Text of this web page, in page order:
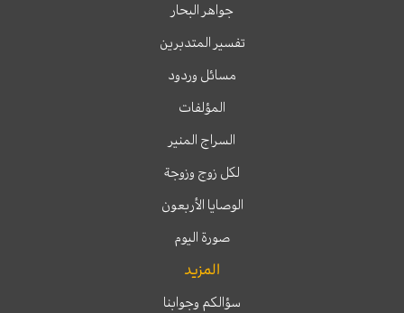
جواهر البحار
تفسير المتدبرين
مسائل وردود
المؤلفات
السراج المنير
لكل زوج وزوجة
الوصايا الأربعون
صورة اليوم
المزيد
سؤالكم وجوابنا